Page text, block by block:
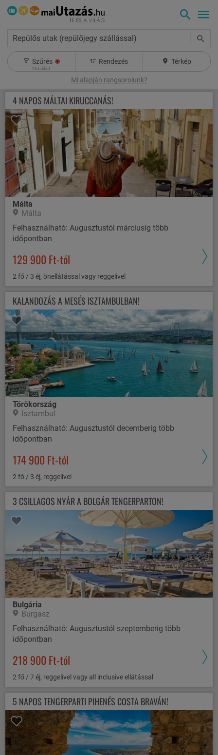
Repülős utak (repülőjegy szállással)
Szűrés
26 találat
Rendezés Térkép
Mi alapján rangsorolunk?
4 NAPOS MÁLTAI KIRUCCANÁS!
Málta
Málta
Felhasználható: Augusztustól márciusig több
időpontban
129 900 Ft-tól
2 fő / 3 éj, önellátással vagy reggelivel
KALANDOZÁS A MESÉS ISZTAMBULBAN!
Törökország
Isztambul
Felhasználható: Augusztustól decemberig több
időpontban
174 900 Ft-tól
2 fő / 3 éj, reggelivel
3 CSILLAGOS NYÁR A BOLGÁR TENGERPARTON!
Bulgária
Burgasz
Felhasználható: Augusztustól szeptemberig több
időpontban
218 900 Ft-tól
2 fő / 7 éj, reggelivel vagy all inclusive ellátással
5 NAPOS TENGERPARTI PIHENÉS COSTA BRAVÁN!